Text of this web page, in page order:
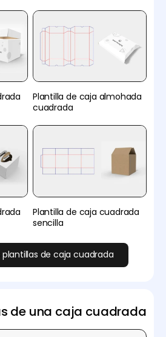
Plantilla de caja almohada
cuadrada
Plantilla de caja cuadrada
sencilla
plantillas de caja cuadrada
de una caja cuadrada